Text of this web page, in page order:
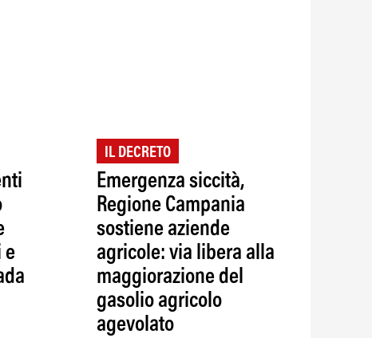
e
IL DECRETO
Emergenza siccità,
Regione Campania
sostiene aziende
agricole: via libera alla
maggiorazione del
gasolio agricolo
agevolato